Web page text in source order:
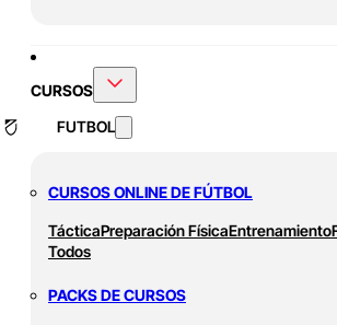
CURSOS
FUTBOL
CURSOS ONLINE DE FÚTBOL
TácticaPreparación FísicaEntrenamiento
Todos
PACKS DE CURSOS